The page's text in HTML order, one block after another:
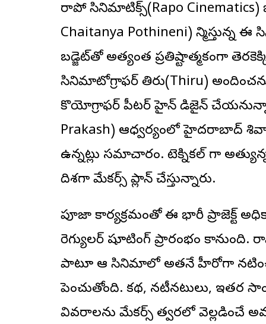
రాపో సినిమాటిక్స్(Rapo Cinematics)
Chaitanya Pothineni)
బడ్జెట్‌తో అత్యంత ప్రతిష్టాత్మకంగా
సినిమాటోగ్రాఫర్ తిరు(Thiru)
కొరియోగ్రాఫర్ పీటర్ హైన్ డిజైన్
Prakash) ఆధ్వర్యంలో హైదరాబాద్
ఉన్నట్లు సమాచారం. టెక్నిక‌ల్ గా
దిశగా మేక‌ర్స్ ప్లాన్ చేస్తున్నారు.
పూజా కార్యక్రమంతో ఈ భారీ ప్రాజెక్ట్
రెగ్యులర్ షూటింగ్ ప్రారంభం
పాటూ ఆ సినిమాలో అత‌నే హీరోగా
పెంచుతోంది. కథ, నటీనటులు, ఇతర
వివరాలను మేకర్స్ త్వరలో వెల్లడించే